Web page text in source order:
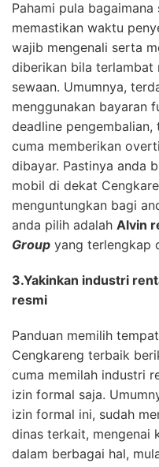
Pahami pula
memastikan waktu
wajib mengenali serta
diberikan bila terlambat
sewaan. Umumnya,
menggunakan bayaran
deadline
cuma memberikan
dibayar. Pastinya anda
mobil di dekat
menguntungkan bagi
anda pilih adalah Alvin
Group yang terlengkap
3.Yakinkan industri
resmi
Panduan memilih
Cengkareng terbaik
cuma memilah industri
izin formal saja.
izin formal ini, sudah
dinas terkait, mengenai
dalam berbagai hal,